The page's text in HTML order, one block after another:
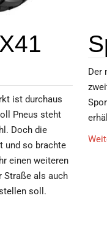
ist durchaus
Pneus steht
Doch die
und so brachte
einen weiteren
Straße als auch
soll.
Der